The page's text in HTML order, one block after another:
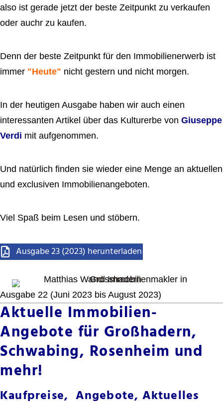
also ist gerade jetzt der beste Zeitpunkt zu verkaufen
oder auchr zu kaufen.
Denn der beste Zeitpunkt für den Immobilienerwerb ist
immer "Heute" nicht gestern und nicht morgen.
In der heutigen Ausgabe haben wir auch einen
interessanten Artikel über das Kulturerbe von Giuseppe
Verdi mit aufgenommen.
Und natürlich finden sie wieder eine Menge an aktuellen
und exclusiven Immobilienangeboten.
Viel Spaß beim Lesen und stöbern.
Ausgabe 23 (2023) herunterladen
Ausgabe 22 (Juni 2023 bis August 2023)
Aktuelle Immobilien-
Angebote für Großhadern,
Schwabing, Rosenheim und
mehr!
Kaufpreise, Angebote, Aktuelles